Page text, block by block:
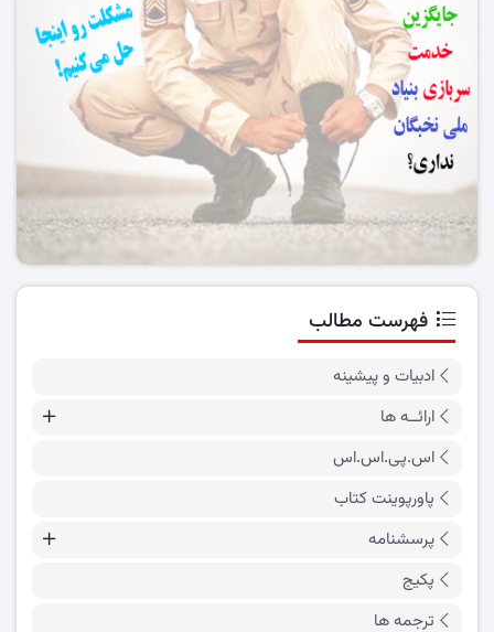
فهرست مطالب
ادبیات و پیشینه
ارائــه ها
اس.پی.اس.اس
پاورپوینت کتاب
پرسشنامه
پکیج
ترجمه ها